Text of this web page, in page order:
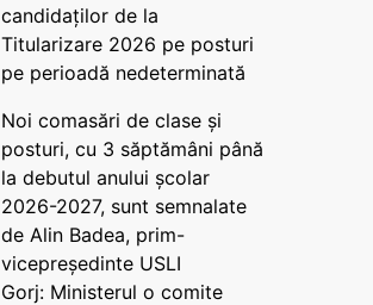
candidaților de la
Titularizare 2026 pe posturi
pe perioadă nedeterminată
Noi comasări de clase și
posturi, cu 3 săptămâni până
la debutul anului școlar
2026-2027, sunt semnalate
de Alin Badea, prim-
vicepreședinte USLI
Gorj: Ministerul o comite